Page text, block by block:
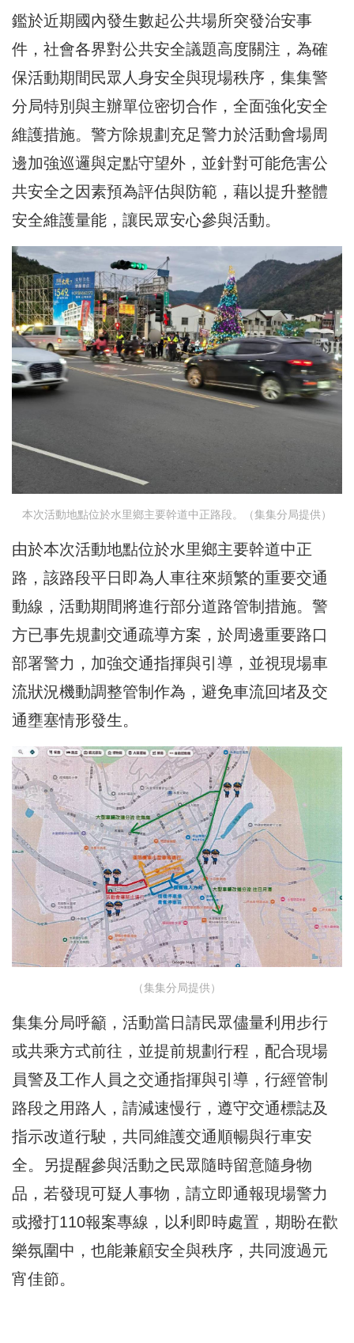
鑑於近期國內發生數起公共場所突發治安事
件，社會各界對公共安全議題高度關注，為確
保活動期間民眾人身安全與現場秩序，集集警
分局特別與主辦單位密切合作，全面強化安全
維護措施。警方除規劃充足警力於活動會場周
邊加強巡邏與定點守望外，並針對可能危害公
共安全之因素預為評估與防範，藉以提升整體
安全維護量能，讓民眾安心參與活動。
本次活動地點位於水里鄉主要幹道中正路段。（集集分局提供）
由於本次活動地點位於水里鄉主要幹道中正
路，該路段平日即為人車往來頻繁的重要交通
動線，活動期間將進行部分道路管制措施。警
方已事先規劃交通疏導方案，於周邊重要路口
部署警力，加強交通指揮與引導，並視現場車
流狀況機動調整管制作為，避免車流回堵及交
通壅塞情形發生。
（集集分局提供）
集集分局呼籲，活動當日請民眾儘量利用步行
或共乘方式前往，並提前規劃行程，配合現場
員警及工作人員之交通指揮與引導，行經管制
路段之用路人，請減速慢行，遵守交通標誌及
指示改道行駛，共同維護交通順暢與行車安
全。另提醒參與活動之民眾隨時留意隨身物
品，若發現可疑人事物，請立即通報現場警力
或撥打110報案專線，以利即時處置，期盼在歡
樂氛圍中，也能兼顧安全與秩序，共同渡過元
宵佳節。